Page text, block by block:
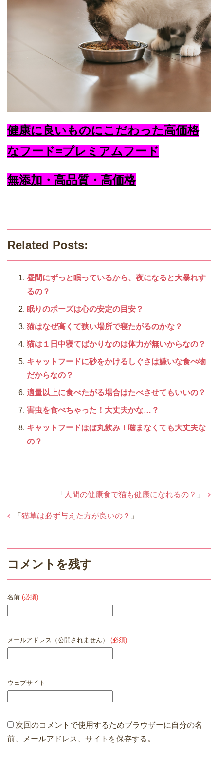
健康に良いものにこだわった高価格
なフード=プレミアムフード
無添加・高品質・高価格
Related Posts:
昼間にずっと眠っているから、夜になると大暴れす
るの？
眠りのポーズは心の安定の目安？
猫はなぜ高くて狭い場所で寝たがるのかな？
猫は１日中寝てばかりなのは体力が無いからなの？
キャットフードに砂をかけるしぐさは嫌いな食べ物
だからなの？
適量以上に食べたがる場合はたべさせてもいいの？
害虫を食べちゃった！大丈夫かな…？
キャットフードほぼ丸飲み！噛まなくても大丈夫な
の？
「 人間の健康食で猫も健康になれるの？ 」
「 猫草は必ず与えた方が良いの？ 」
コメントを残す
名前 (必須)
メールアドレス（公開されません） (必須)
ウェブサイト
次回のコメントで使用するためブラウザーに自分の名
前、メールアドレス、サイトを保存する。